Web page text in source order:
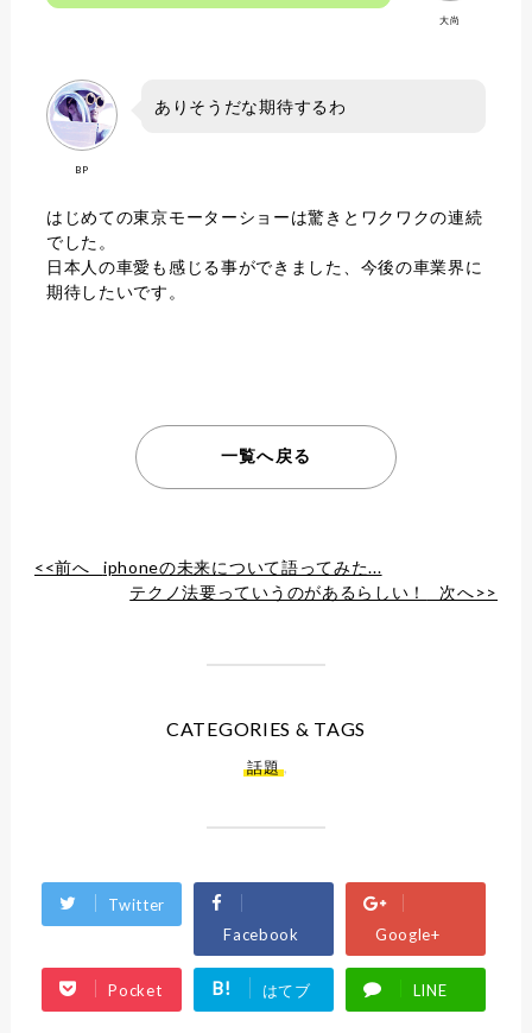
大尚
BP
ありそうだな期待するわ
はじめての東京モーターショーは驚きとワクワクの連続
でした。
日本人の車愛も感じる事ができました、今後の車業界に
期待したいです。
一覧へ戻る
<<前へ iphoneの未来について語ってみた...
テクノ法要っていうのがあるらしい！
次へ>>
CATEGORIES & TAGS
話題,
Twitter
Facebook
Google+
Pocket B! はてブ LINE